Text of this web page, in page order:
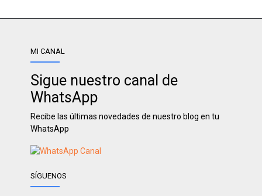
MI CANAL
Sigue nuestro canal de
WhatsApp
Recibe las últimas novedades de nuestro blog en tu
WhatsApp
SÍGUENOS